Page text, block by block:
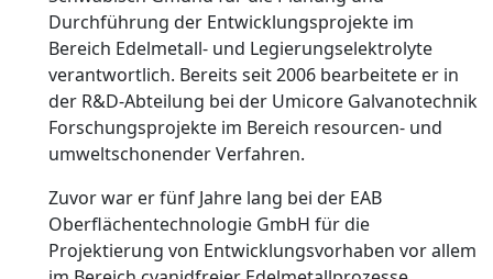
Durchführung der Entwicklungsprojekte im
Bereich Edelmetall- und Legierungselektrolyte
verantwortlich. Bereits seit 2006 bearbeitete er in
der R&D-Abteilung bei der Umicore Galvanotechnik
Forschungsprojekte im Bereich resourcen- und
umweltschonender Verfahren.
Zuvor war er fünf Jahre lang bei der EAB
Oberflächentechnologie GmbH für die
Projektierung von Entwicklungsvorhaben vor allem